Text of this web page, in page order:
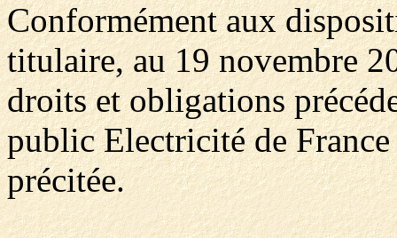
Conformément aux
titulaire, au 19 novembre
droits et obligations
public Electricité de
précitée.